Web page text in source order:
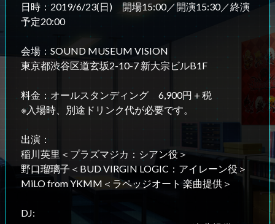
日時：2019/6/23(日) 開場15:00／開演15:30／終演
予定20:00
会場：SOUND MUSEUM VISION
東京都渋谷区道玄坂2-10-7 新大宗ビルB1F
料金：オールスタンディング 6,900円＋税
※入場時、別途ドリンク代が必要です。
出演：
稲川英里＜プラズマジカ：シアン役＞
野口瑠璃子＜BUD VIRGIN LOGIC：アイレーン役＞
MiLO from YKMM＜ラペッジオート 楽曲提供＞
DJ: